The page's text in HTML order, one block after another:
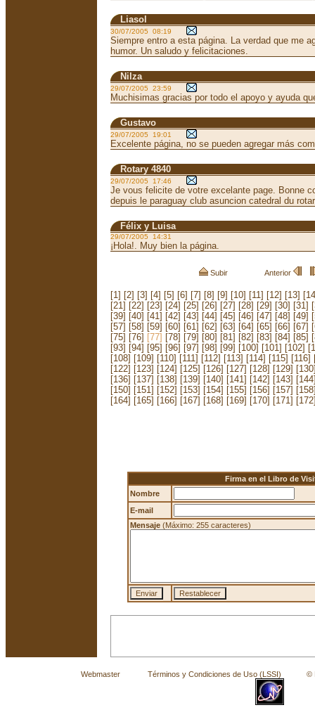
Liasol
30/07/2005 08:19
Siempre entro a esta página. La verdad que me
humor. Un saludo y felicitaciones.
Nilza
29/07/2005 23:59
Muchisimas gracias por todo el apoyo y ayuda
Gustavo
29/07/2005 19:01
Excelente página, no se pueden agregar más
Rotary 4840
29/07/2005 17:46
Je vous felicite de votre excelante page. Bonne
depuis le paraguay club asuncion catedral du
Félix y Luisa
29/07/2005 14:31
¡Hola!. Muy bien la página.
Subir Anterior
[1] [2] [3] [4] [5] [6] [7] [8] [9] [10] [11] [12] [13]
[21] [22] [23] [24] [25] [26] [27] [28] [29] [30] [31]
[39] [40] [41] [42] [43] [44] [45] [46] [47] [48] [49]
[57] [58] [59] [60] [61] [62] [63] [64] [65] [66] [67]
[75] [76] [77] [78] [79] [80] [81] [82] [83] [84] [85]
[93] [94] [95] [96] [97] [98] [99] [100] [101] [102]
[108] [109] [110] [111] [112] [113] [114] [115] [116]
[122] [123] [124] [125] [126] [127] [128] [129]
[136] [137] [138] [139] [140] [141] [142] [143]
[150] [151] [152] [153] [154] [155] [156] [157]
[164] [165] [166] [167] [168] [169] [170] [171]
Firma en el Libro de
Nombre
E-mail
Mensaje (Máximo: 255 caracteres)
Webmaster Términos y Condiciones de Uso (LSSI) © La